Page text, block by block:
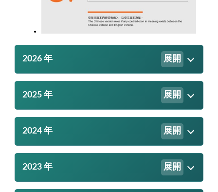
2026 年 展開
2025 年 展開
2024 年 展開
2023 年 展開